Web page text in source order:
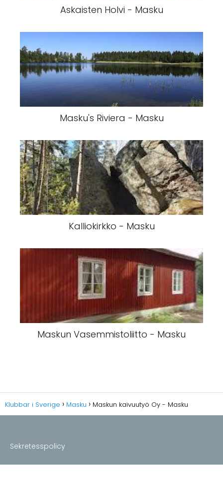
Askaisten Holvi - Masku
Masku's Riviera - Masku
Kalliokirkko - Masku
Maskun Vasemmistoliitto - Masku
Klubbar i Sverige Masku Maskun kaivuutyö Oy - Masku
Sekretesspolicy